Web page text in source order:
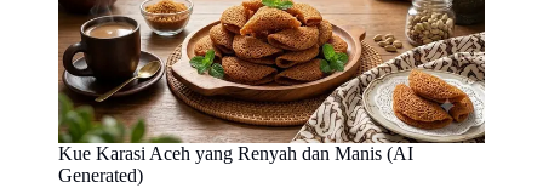
Kue Karasi Aceh yang Renyah dan Manis (AI
Generated)